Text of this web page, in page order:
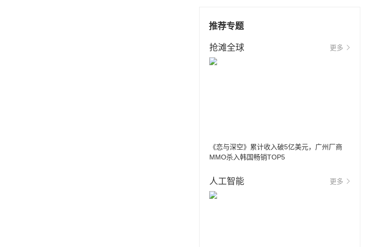
推荐专题
抢滩全球 更多
《恋与深空》累计收入破5亿美元，广州厂商
MMO杀入韩国畅销TOP5
人工智能 更多